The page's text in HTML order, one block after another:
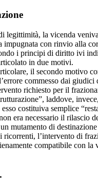
legittimità, la vicenda
impugnata con rinvio alla
i principi di diritto ivi
in due motivi.
il secondo motivo
commesso dai giudici
richiesto per il
laddove,
costituiva semplice
era necessario il rilascio
mutamento di destinazione
ricorrenti, l’intervento di
compatibile con la